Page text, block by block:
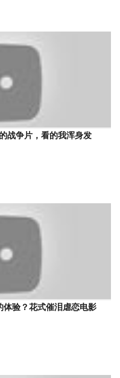
战争片，看的我浑身发
体验？花式催泪虐恋电影